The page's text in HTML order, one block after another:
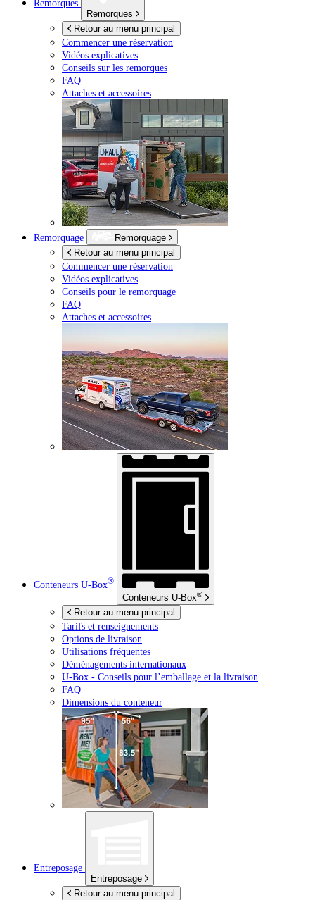
Remorques
Remorques
Retour au menu principal
Commencer une réservation
Vidéos explicatives
Conseils sur les remorques
FAQ
Attaches et accessoires
Remorquage
Remorquage
Retour au menu principal
Commencer une réservation
Vidéos explicatives
Conseils pour le remorquage
FAQ
Attaches et accessoires
Conteneurs U-Box®
Conteneurs U-Box®
Retour au menu principal
Tarifs et renseignements
Options de livraison
Utilisations fréquentes
Déménagements internationaux
U-Box - Conseils pour l’emballage et la livraison
FAQ
Dimensions du conteneur
Entreposage
Entreposage
Retour au menu principal